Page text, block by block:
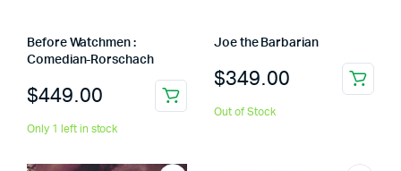
Before Watchmen :
Comedian-Rorschach
$449.00
Only 1 left in stock
Joe the Barbarian
$349.00
Out of Stock